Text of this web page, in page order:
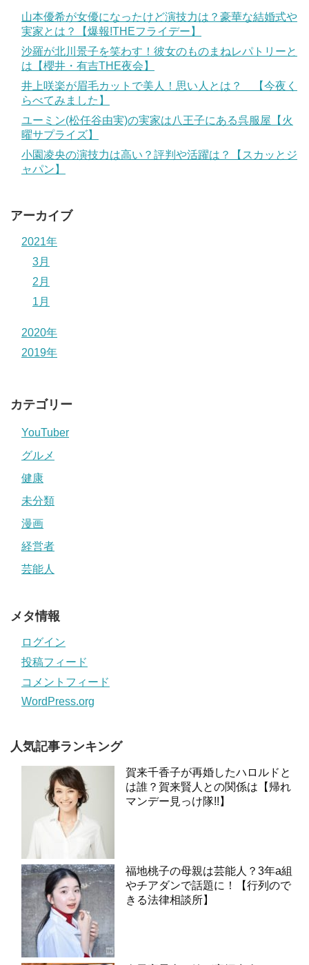
山本優希が女優になったけど演技力は？豪華な結婚式や
実家とは？【爆報!THEフライデー】
沙羅が北川景子を笑わす！彼女のものまねレパトリーと
は【櫻井・有吉THE夜会】
井上咲楽が眉毛カットで美人！思い人とは？ 【今夜く
らべてみました】
ユーミン(松任谷由実)の実家は八王子にある呉服屋【火
曜サプライズ】
小園凌央の演技力は高い？評判や活躍は？【スカッとジ
ャパン】
アーカイブ
2021年
3月
2月
1月
2020年
2019年
カテゴリー
YouTuber
グルメ
健康
未分類
漫画
経営者
芸能人
メタ情報
ログイン
投稿フィード
コメントフィード
WordPress.org
人気記事ランキング
賀来千香子が再婚したハロルドと
は誰？賀来賢人との関係は【帰れ
マンデー見っけ隊!!】
福地桃子の母親は芸能人？3年a組
やチアダンで話題に！【行列ので
きる法律相談所】